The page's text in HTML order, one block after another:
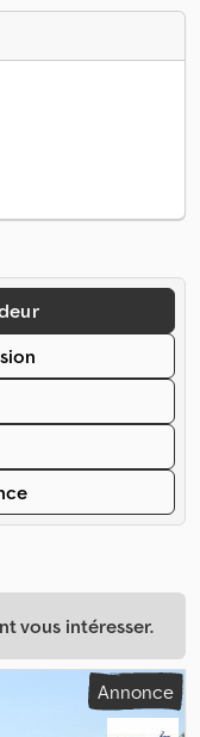
vous intéresser.
Annonce